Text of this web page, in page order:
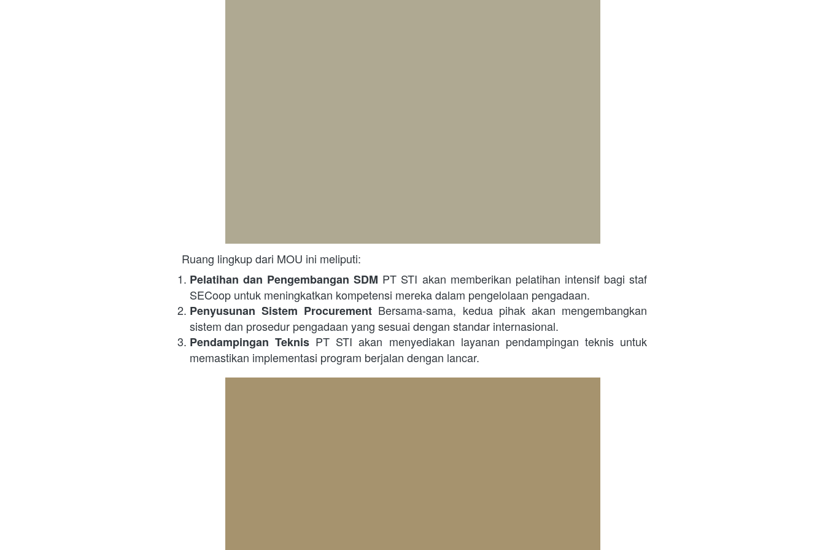
Ruang lingkup dari MOU ini meliputi:
Pelatihan dan Pengembangan SDM PT STI akan memberikan pelatihan intensif bagi staf
SECoop untuk meningkatkan kompetensi mereka dalam pengelolaan pengadaan.
Penyusunan Sistem Procurement Bersama-sama, kedua pihak akan mengembangkan
sistem dan prosedur pengadaan yang sesuai dengan standar internasional.
Pendampingan Teknis PT STI akan menyediakan layanan pendampingan teknis untuk
memastikan implementasi program berjalan dengan lancar.